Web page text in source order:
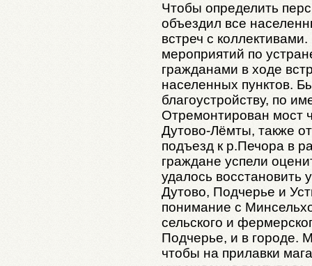
Чтобы определить
объездил все
встреч с
мероприятий по
гражданами в ходе
населенных пунктов.
благоустройству, по
Отремонтирован мост
Дутово-Лёмты, также
подъезд к р.Печора в
граждане успели
удалось
Дутово, Подчерье и
понимание с
сельского и
Подчерье, и в городе.
чтобы на прилавки